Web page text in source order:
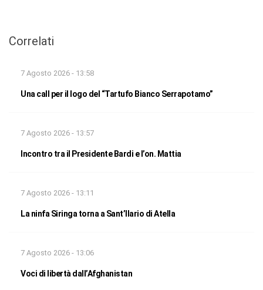
Correlati
7 Agosto 2026 - 13:58
Una call per il logo del “Tartufo Bianco Serrapotamo”
7 Agosto 2026 - 13:57
Incontro tra il Presidente Bardi e l’on. Mattia
7 Agosto 2026 - 13:11
La ninfa Siringa torna a Sant’Ilario di Atella
7 Agosto 2026 - 13:06
Voci di libertà dall’Afghanistan